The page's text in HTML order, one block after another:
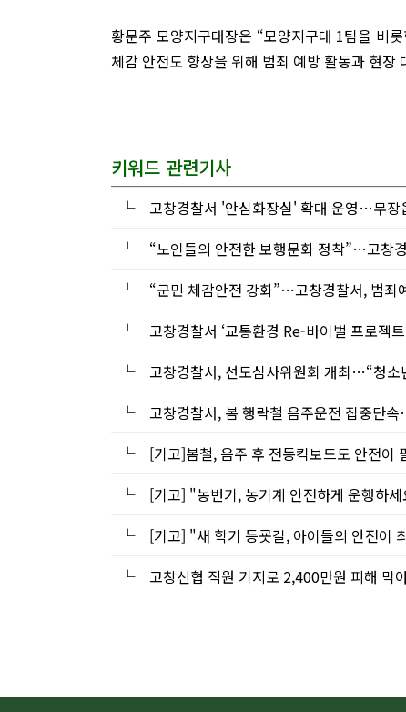
황문주 모양지구대장은 “모양지구대 1팀을 비
체감 안전도 향상을 위해 범죄 예방 활동과 현장
키워드 관련기사
└ 고창경찰서 '안심화장실' 확대 운영…무장
└ “노인들의 안전한 보행문화 정착”…고창
└ “군민 체감안전 강화”…고창경찰서, 범죄
└ 고창경찰서 ‘교통환경 Re-바이벌 프로젝
└ 고창경찰서, 선도심사위원회 개최…“청소
└ 고창경찰서, 봄 행락철 음주운전 집중단
└ [기고]봄철, 음주 후 전동킥보드도 안전이
└ [기고] "농번기, 농기계 안전하게 운행하
└ [기고] "새 학기 등굣길, 아이들의 안전이
└ 고창신협 직원 기지로 2,400만원 피해